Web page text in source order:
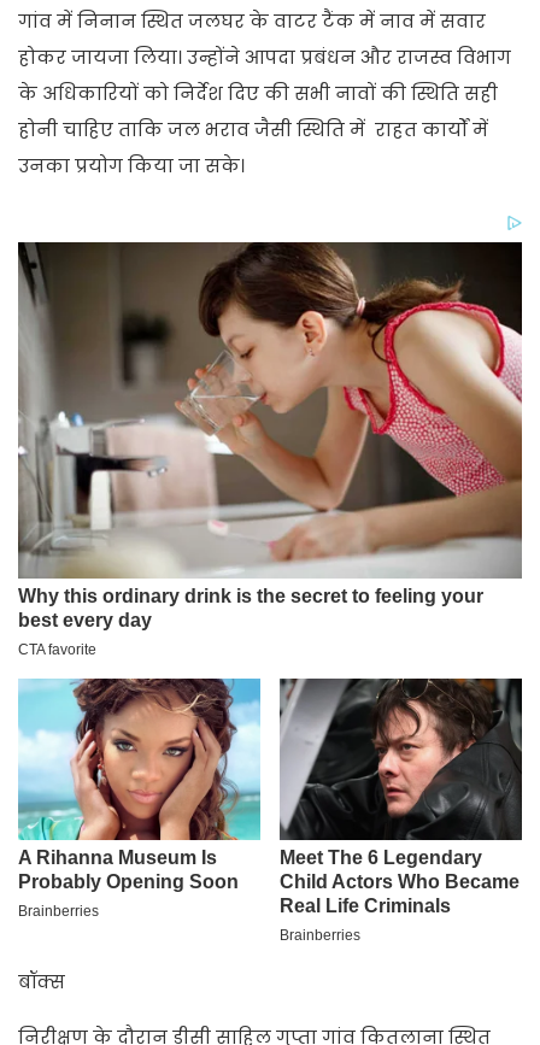
गांव में निनान स्थित जलघर के वाटर टैंक में नाव में सवार
होकर जायजा लिया। उन्होंने आपदा प्रबंधन और राजस्व विभाग
के अधिकारियों को निर्देश दिए की सभी नावों की स्थिति सही
होनी चाहिए ताकि जल भराव जैसी स्थिति में राहत कार्यों में
उनका प्रयोग किया जा सके।
बॉक्स
निरीक्षण के दौरान डीसी साहिल गुप्ता गांव कितलाना स्थित